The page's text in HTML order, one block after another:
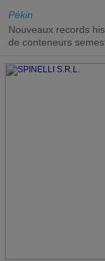
Pékin
Nouveaux records
de conteneurs